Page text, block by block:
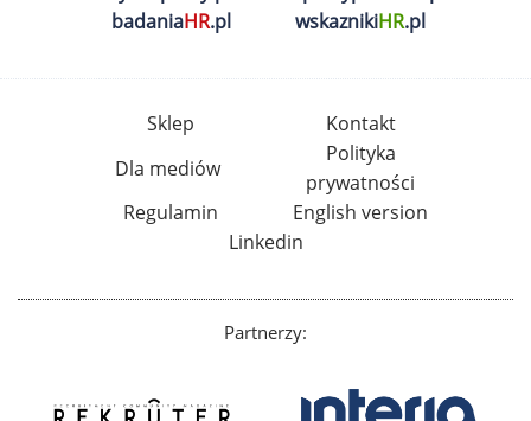
badaniaHR.pl wskaznikiHR.pl
Sklep
Kontakt
Dla mediów
Polityka
prywatności
Regulamin
English version
Linkedin
Partnerzy: